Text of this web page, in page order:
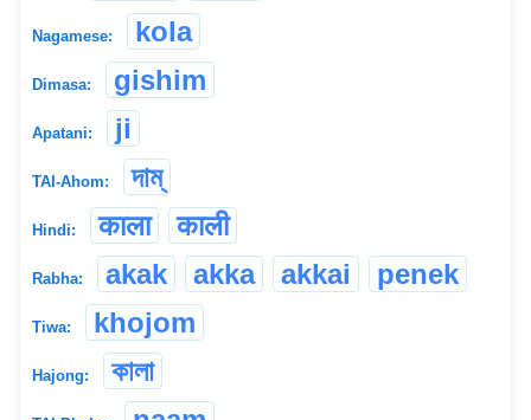
Nagamese: kola
Dimasa: gishim
Apatani: ji
TAI-Ahom: দাম্
Hindi: काला काली
Rabha: akak akka akkai penek
Tiwa: khojom
Hajong: কালা